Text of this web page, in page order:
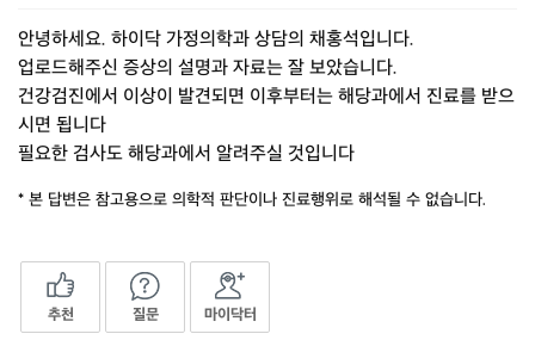
안녕하세요. 하이닥 가정의학과 상담의 채홍석입니다.
업로드해주신 증상의 설명과 자료는 잘 보았습니다.
건강검진에서 이상이 발견되면 이후부터는 해당과에서 진료를 받으
시면 됩니다
필요한 검사도 해당과에서 알려주실 것입니다
* 본 답변은 참고용으로 의학적 판단이나 진료행위로 해석될 수 없습니다.
추천 질문 마이닥터